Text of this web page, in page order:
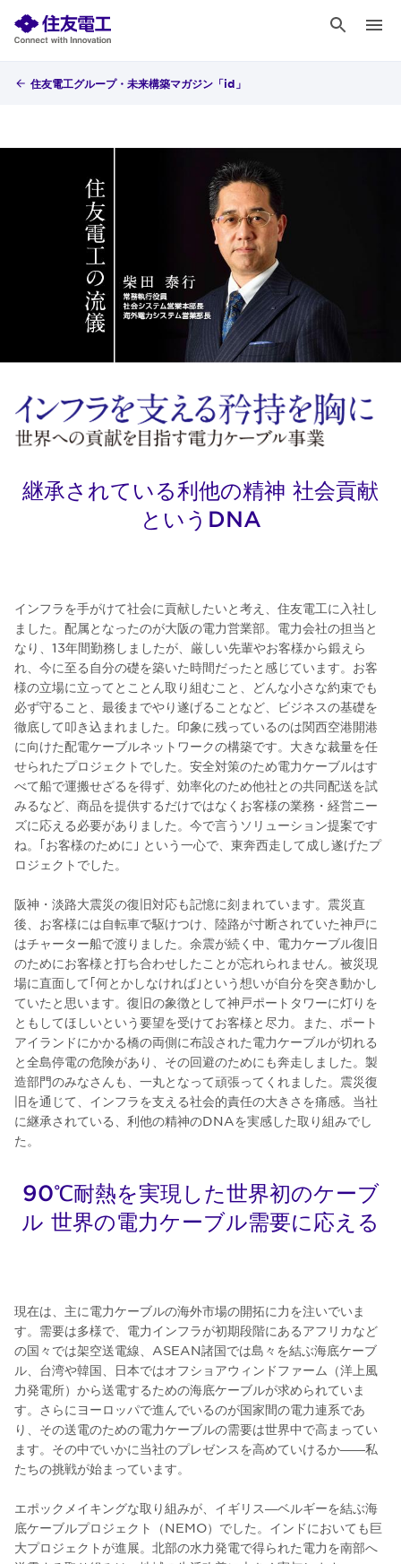
住友電工グループ・未来構築マガジン「id」
継承されている利他の精神 社会貢献
というDNA
インフラを手がけて社会に貢献したいと考え、住友電工に入社し
ました。配属となったのが大阪の電力営業部。電力会社の担当と
なり、13年間勤務しましたが、厳しい先輩やお客様から鍛えら
れ、今に至る自分の礎を築いた時間だったと感じています。お客
様の立場に立ってとことん取り組むこと、どんな小さな約束でも
必ず守ること、最後までやり遂げることなど、ビジネスの基礎を
徹底して叩き込まれました。印象に残っているのは関西空港開港
に向けた配電ケーブルネットワークの構築です。大きな裁量を任
せられたプロジェクトでした。安全対策のため電力ケーブルはす
べて船で運搬せざるを得ず、効率化のため他社との共同配送を試
みるなど、商品を提供するだけではなくお客様の業務・経営ニー
ズに応える必要がありました。今で言うソリューション提案です
ね。｢お客様のために｣ という一心で、東奔西走して成し遂げたプ
ロジェクトでした。
阪神・淡路大震災の復旧対応も記憶に刻まれています。震災直
後、お客様には自転車で駆けつけ、陸路が寸断されていた神戸に
はチャーター船で渡りました。余震が続く中、電力ケーブル復旧
のためにお客様と打ち合わせしたことが忘れられません。被災現
場に直面して｢何とかしなければ｣という想いが自分を突き動かし
ていたと思います。復旧の象徴として神戸ポートタワーに灯りを
ともしてほしいという要望を受けてお客様と尽力。また、ポート
アイランドにかかる橋の両側に布設された電力ケーブルが切れる
と全島停電の危険があり、その回避のためにも奔走しました。製
造部門のみなさんも、一丸となって頑張ってくれました。震災復
旧を通じて、インフラを支える社会的責任の大きさを痛感。当社
に継承されている、利他の精神のDNAを実感した取り組みでし
た。
90℃耐熱を実現した世界初のケーブ
ル 世界の電力ケーブル需要に応える
現在は、主に電力ケーブルの海外市場の開拓に力を注いでいま
す。需要は多様で、電力インフラが初期段階にあるアフリカなど
の国々では架空送電線、ASEAN諸国では島々を結ぶ海底ケーブ
ル、台湾や韓国、日本ではオフショアウィンドファーム（洋上風
力発電所）から送電するための海底ケーブルが求められていま
す。さらにヨーロッパで進んでいるのが国家間の電力連系であ
り、その送電のための電力ケーブルの需要は世界中で高まってい
ます。その中でいかに当社のプレゼンスを高めていけるか――私
たちの挑戦が始まっています。
エポックメイキングな取り組みが、イギリス―ベルギーを結ぶ海
底ケーブルプロジェクト（NEMO）でした。インドにおいても巨
大プロジェクトが進展。北部の水力発電で得られた電力を南部へ